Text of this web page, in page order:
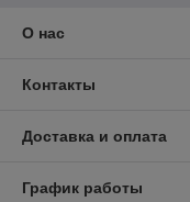
О нас
Контакты
Доставка и оплата
График работы